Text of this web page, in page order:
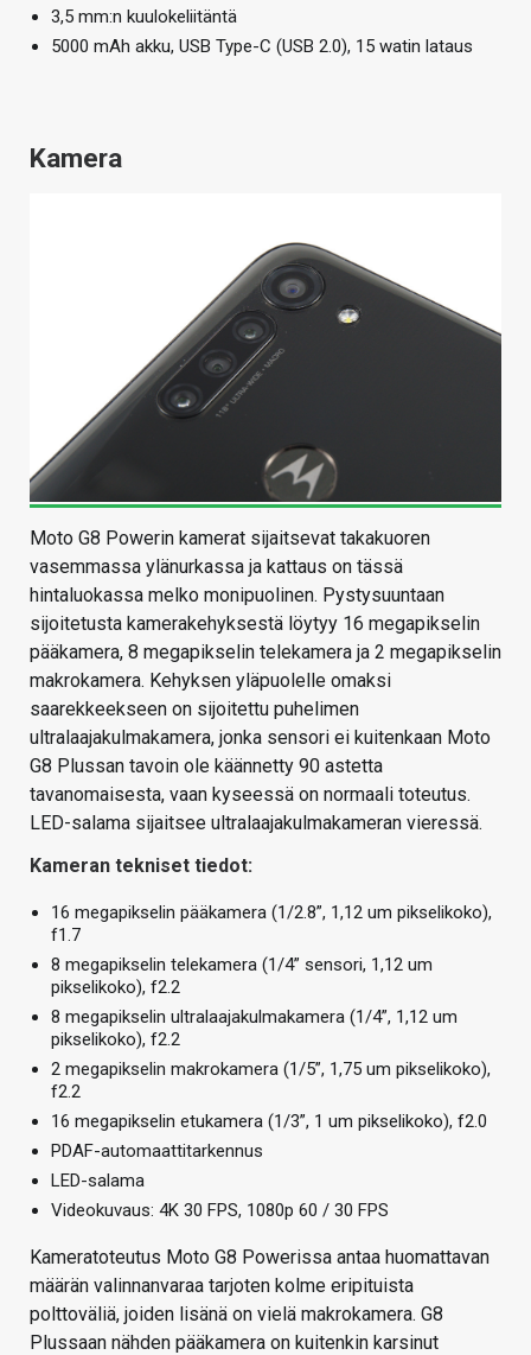
3,5 mm:n kuulokeliitäntä
5000 mAh akku, USB Type-C (USB 2.0), 15 watin lataus
Kamera
Moto G8 Powerin kamerat sijaitsevat takakuoren
vasemmassa ylänurkassa ja kattaus on tässä
hintaluokassa melko monipuolinen. Pystysuuntaan
sijoitetusta kamerakehyksestä löytyy 16 megapikselin
pääkamera, 8 megapikselin telekamera ja 2 megapikselin
makrokamera. Kehyksen yläpuolelle omaksi
saarekkeekseen on sijoitettu puhelimen
ultralaajakulmakamera, jonka sensori ei kuitenkaan Moto
G8 Plussan tavoin ole käännetty 90 astetta
tavanomaisesta, vaan kyseessä on normaali toteutus.
LED-salama sijaitsee ultralaajakulmakameran vieressä.
Kameran tekniset tiedot:
16 megapikselin pääkamera (1/2.8”, 1,12 um pikselikoko),
f1.7
8 megapikselin telekamera (1/4” sensori, 1,12 um
pikselikoko), f2.2
8 megapikselin ultralaajakulmakamera (1/4”, 1,12 um
pikselikoko), f2.2
2 megapikselin makrokamera (1/5”, 1,75 um pikselikoko),
f2.2
16 megapikselin etukamera (1/3”, 1 um pikselikoko), f2.0
PDAF-automaattitarkennus
LED-salama
Videokuvaus: 4K 30 FPS, 1080p 60 / 30 FPS
Kameratoteutus Moto G8 Powerissa antaa huomattavan
määrän valinnanvaraa tarjoten kolme eripituista
polttoväliä, joiden lisänä on vielä makrokamera. G8
Plussaan nähden pääkamera on kuitenkin karsinut